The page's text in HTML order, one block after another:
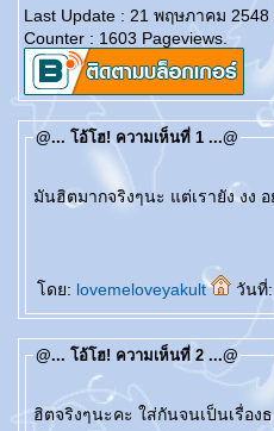
Last Update : 21 พฤษภาคม 2548
Counter : 1603 Pageviews.
@... โอ้โฮ! ความเห็นที่ 1 ...@
มันฮิตมากจริงๆนะ แต่เรายัง งง
ดย: lovemeloveyakult วันที่
@... โอ้โฮ! ความเห็นที่ 2 ...@
ฮิตจริงๆนะคะ ใส่กันจนเป็นเรื่อง